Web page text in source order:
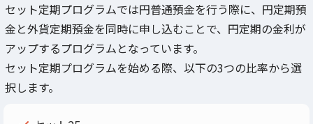
セット定期プログラムでは円普通預金を行う際に、円定期預
金と外貨定期預金を同時に申し込むことで、円定期の金利が
アップするプログラムとなっています。
セット定期プログラムを始める際、以下の3つの比率から選
択します。